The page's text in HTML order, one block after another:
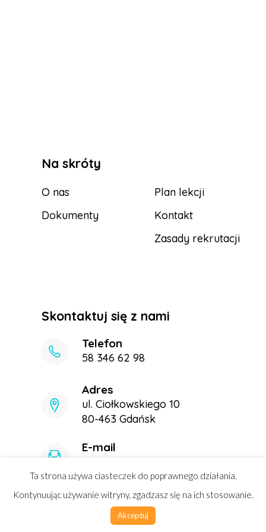
Na skróty
O nas
Plan lekcji
Dokumenty
Kontakt
Zasady rekrutacji
Skontaktuj się z nami
Telefon
58 346 62 98
Adres
ul. Ciołkowskiego 10
80-463 Gdańsk
E-mail
Copyright 2020 by Nasza Szkoła
Ta strona używa ciasteczek do poprawnego działania.
Kontynuując używanie witryny, zgadzasz się na ich stosowanie.
Akceptuj